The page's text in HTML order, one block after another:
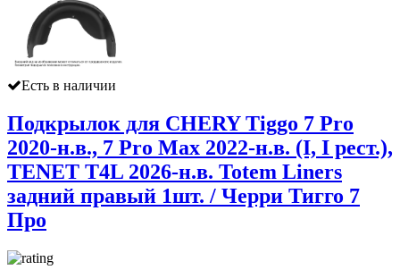
Есть в наличии
Подкрылок для CHERY Tiggo 7 Pro
2020-н.в., 7 Pro Max 2022-н.в. (I, I рест.),
TENET T4L 2026-н.в. Totem Liners
задний правый 1шт. / Черри Тигго 7
Про